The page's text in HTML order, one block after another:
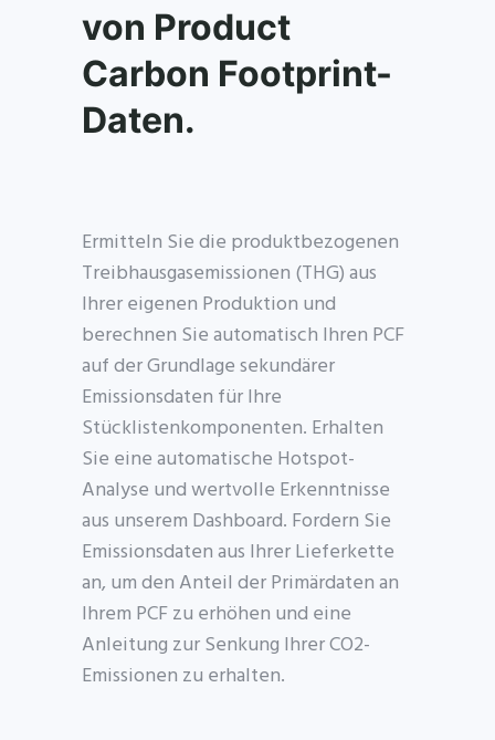
von Product
Carbon Footprint-
Daten.
Ermitteln Sie die produktbezogenen
Treibhausgasemissionen (THG) aus
Ihrer eigenen Produktion und
berechnen Sie automatisch Ihren PCF
auf der Grundlage sekundärer
Emissionsdaten für Ihre
Stücklistenkomponenten. Erhalten
Sie eine automatische Hotspot-
Analyse und wertvolle Erkenntnisse
aus unserem Dashboard. Fordern Sie
Emissionsdaten aus Ihrer Lieferkette
an, um den Anteil der Primärdaten an
Ihrem PCF zu erhöhen und eine
Anleitung zur Senkung Ihrer CO2-
Emissionen zu erhalten.